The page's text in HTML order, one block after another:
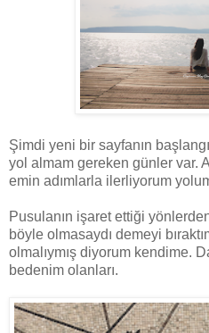
Şimdi yeni bir sayfanın
yol almam gereken günler var.
emin adımlarla ilerliyorum
Pusulanın işaret ettiği
böyle olmasaydı demeyi
olmalıymış diyorum kendime.
bedenim olanları.